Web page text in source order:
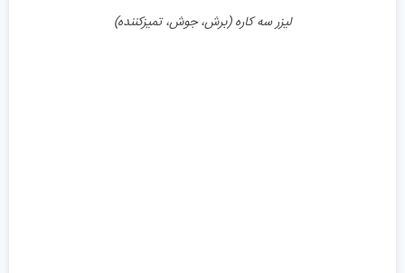
لیزر سه کاره (برش، جوش، تميزكننده)